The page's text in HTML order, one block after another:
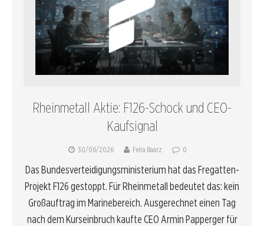
Rheinmetall Aktie: F126-Schock und CEO-
Kaufsignal
30/06/2026 Felix Baarz 0
Das Bundesverteidigungsministerium hat das Fregatten-
Projekt F126 gestoppt. Für Rheinmetall bedeutet das: kein
Großauftrag im Marinebereich. Ausgerechnet einen Tag
nach dem Kurseinbruch kaufte CEO Armin Papperger für